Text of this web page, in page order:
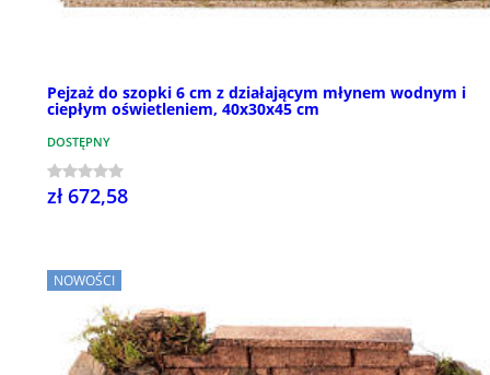
Pejzaż do szopki 6 cm z działającym młynem wodnym i
ciepłym oświetleniem, 40x30x45 cm
DOSTĘPNY
zł 672,58
NOWOŚCI